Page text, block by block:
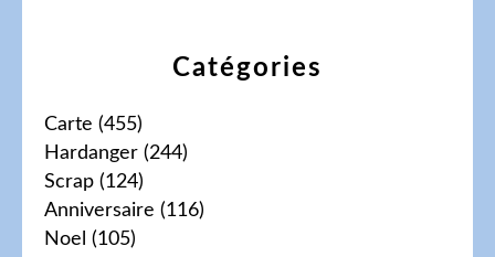
Catégories
Carte (455)
Hardanger (244)
Scrap (124)
Anniversaire (116)
Noel (105)